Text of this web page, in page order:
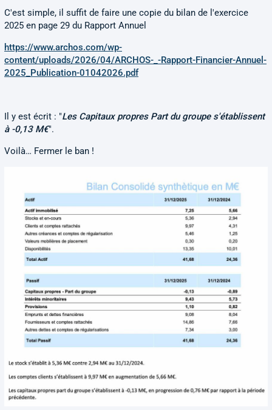
C'est simple, il suffit de faire une copie du bilan de l'exercice
2025 en page 29 du Rapport Annuel
https://www.archos.com/wp-
content/uploads/2026/04/ARCHOS-_-Rapport-Financier-Annuel-
2025_Publication-01042026.pdf
Il y est écrit : "Les Capitaux propres Part du groupe s'établissent
à -0,13 M€".
Voilà… Fermer le ban !